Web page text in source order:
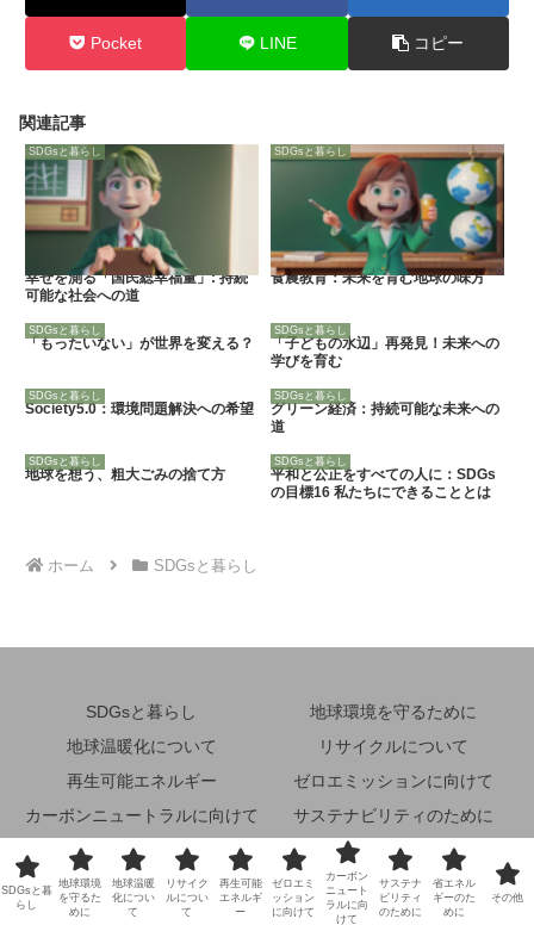
Pocket LINE コピー
関連記事
SDGsと暮らし
幸せを測る「国民総幸福量」: 持続
可能な社会への道
SDGsと暮らし
食農教育：未来を育む地球の味方
SDGsと暮らし
「もったいない」が世界を変える？
SDGsと暮らし
「子どもの水辺」再発見！未来への
学びを育む
SDGsと暮らし
Society5.0：環境問題解決への希望
SDGsと暮らし
グリーン経済：持続可能な未来への
道
SDGsと暮らし
地球を想う、粗大ごみの捨て方
SDGsと暮らし
平和と公正をすべての人に：SDGs
の目標16 私たちにできることとは
ホーム SDGsと暮らし
SDGsと暮らし
地球環境を守るために
地球温暖化について
リサイクルについて
再生可能エネルギー
ゼロエミッションに向けて
カーボンニュートラルに向けて
サステナビリティのために
省エネルギーのために
その他
© 2024 未来地球環境ナビ.
SDGsと暮
らし
地球環境
を守るた
めに
地球温暖
化につい
て
リサイク
ルについ
て
再生可能
エネルギ
ー
ゼロエミ
ッション
に向けて
カーボン
ニュート
ラルに向
けて
サステナ
ビリティ
のために
省エネル
ギーのた
めに
その他